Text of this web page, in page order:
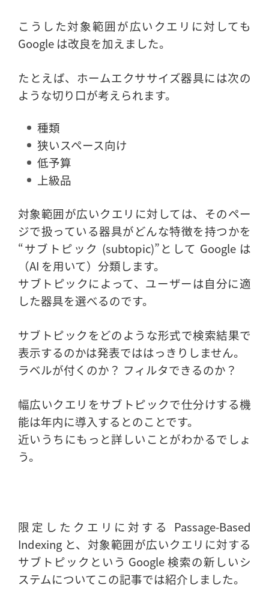
こうした対象範囲が広いクエリに対しても
Google は改良を加えました。
たとえば、ホームエクササイズ器具には次の
ような切り口が考えられます。
種類
狭いスペース向け
低予算
上級品
対象範囲が広いクエリに対しては、そのペー
ジで扱っている器具がどんな特徴を持つかを
“サブトピック (subtopic)”として Google は
（AI を用いて）分類します。
サブトピックによって、ユーザーは自分に適
した器具を選べるのです。
サブトピックをどのような形式で検索結果で
表示するのかは発表でははっきりしません。
ラベルが付くのか？ フィルタできるのか？
幅広いクエリをサブトピックで仕分けする機
能は年内に導入するとのことです。
近いうちにもっと詳しいことがわかるでしょ
う。
限定したクエリに対する Passage-Based
Indexing と、対象範囲が広いクエリに対する
サブトピックという Google 検索の新しいシ
ステムについてこの記事では紹介しました。